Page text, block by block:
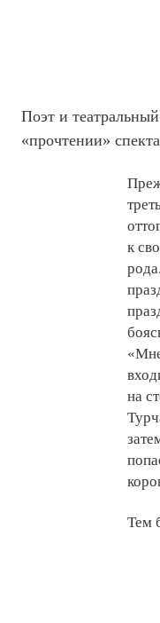
Поэт и
«прочтении»
к
на
Тем